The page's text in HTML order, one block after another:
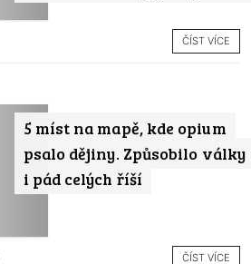
ČÍST VÍCE
5 míst na mapě, kde opium
psalo dějiny. Způsobilo války
i pád celých říší
ČÍST VÍCE